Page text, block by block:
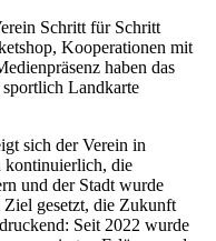
Schritt für Schritt
Kooperationen mit
haben das
Landkarte
sich der Verein in
kontinuierlich, die
und der Stadt wurde
gesetzt, die Zukunft
Seit 2022 wurde